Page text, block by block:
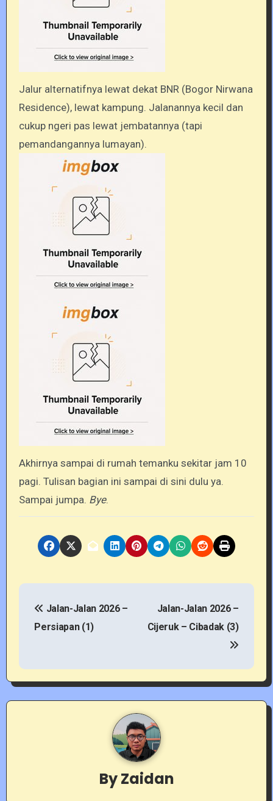
Jalur alternatifnya lewat dekat BNR (Bogor Nirwana
Residence), lewat kampung. Jalanannya kecil dan
cukup ngeri pas lewat jembatannya (tapi
pemandangannya lumayan).
Akhirnya sampai di rumah temanku sekitar jam 10
pagi. Tulisan bagian ini sampai di sini dulu ya.
Sampai jumpa. Bye.
P
t
n
Jalan-Jalan 2026 –
Persiapan (1)
Jalan-Jalan 2026 –
Cijeruk – Cibadak (3)
ByZaidan